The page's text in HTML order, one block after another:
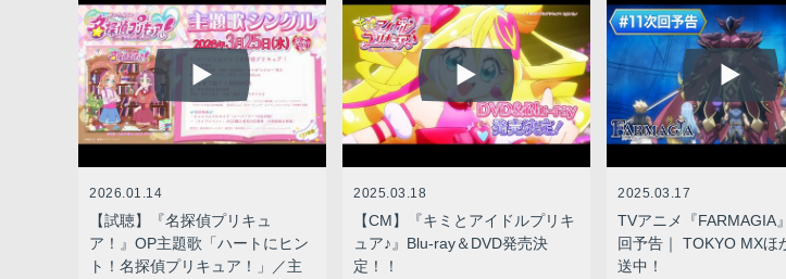
2026.01.14
【試聴】『名探偵プリキュ
ア！』OP主題歌「ハートにヒン
ト！名探偵プリキュア！」／主
2025.03.18
【CM】『キミとアイドルプリキ
ュア♪』Blu-ray＆DVD発売決
定！！
2025.03.17
TVアニメ『FARMAGIA
回予告｜ TOKYO MXほ
送中！